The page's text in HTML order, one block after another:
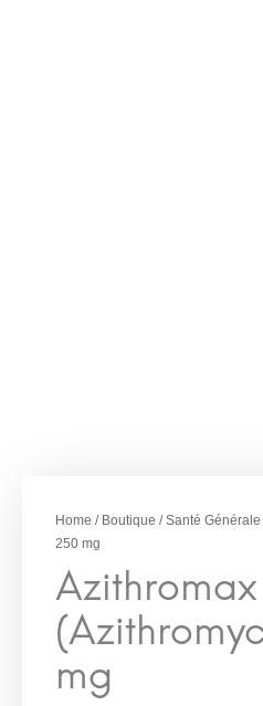
Home / Boutique /Santé Générale
250 mg